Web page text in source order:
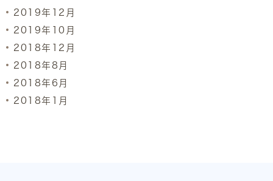
2019年12月
2019年10月
2018年12月
2018年8月
2018年6月
2018年1月